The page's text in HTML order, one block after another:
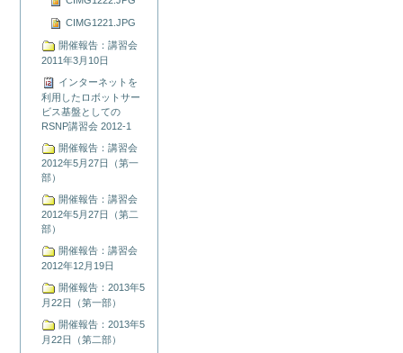
CIMG1221.JPG
開催報告：講習会
2011年3月10日
インターネットを
利用したロボットサー
ビス基盤としての
RSNP講習会 2012-1
開催報告：講習会
2012年5月27日（第一
部）
開催報告：講習会
2012年5月27日（第二
部）
開催報告：講習会
2012年12月19日
開催報告：2013年5
月22日（第一部）
開催報告：2013年5
月22日（第二部）